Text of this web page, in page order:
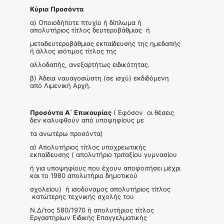
Κύρια Προσόντα
α) Οποιοδήποτε πτυχίο ή δίπλωμα ή
απολυτήριος τίτλος δευτεροβάθμιας ή
μεταδευτεροβάθμιας εκπαίδευσης της ημεδαπής
ή άλλος ισότιμος τίτλος της
αλλοδαπής, ανεξαρτήτως ειδικότητας.
β) Άδεια ναυαγοσώστη (σε ισχύ) εκδιδόμενη
από Λιμενική Αρχή.
Προσόντα Α΄ Επικουρίας ( Εφόσον οι θέσεις
δεν καλυφθούν από υποψηφίους με
τα ανωτέρω προσόντα)
α) Απολυτήριος τίτλος υποχρεωτικής
εκπαίδευσης ( απολυτήριο τριταξίου γυμνασίου
ή για υποψηφίους που έχουν αποφοιτήσει μέχρι
και το 1980 απολυτήριο δημοτικού
σχολείου) ή ισοδύναμος απολυτήριος τίτλος
κατώτερης τεχνικής σχολής του
Ν.Δ/τος 580/1970 ή απολυτήριος τίτλος
Εργαστηρίων Ειδικής Επαγγελματικής